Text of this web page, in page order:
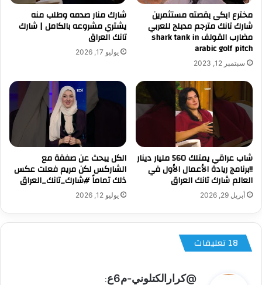
مخترع ابكى بقصته مستثمرين
شارك تانك مترجم مدبلج للعربي
مضارب القولف shark tank in
arabic golf pitch
سبتمبر 12, 2023
شارك منار صدمه وطلب منه
يشتري مشروعه بالكامل | شارك
تانك العراق
يوليو 17, 2026
شاب عراقي يمتلك 560 مليار دينار
!!برنامج ريادة الأعمال الأول في
العالم شارك تانك العراق
أبريل 29, 2026
الكل يبحث عن صفقة مع
الشاركس لكن مريم فعلت عكس
ذلك تماماً #شارك_تانك_العراق
يوليو 12, 2026
‫18 تعليقات
ي
@كرارالكتلوني-م6ع
: